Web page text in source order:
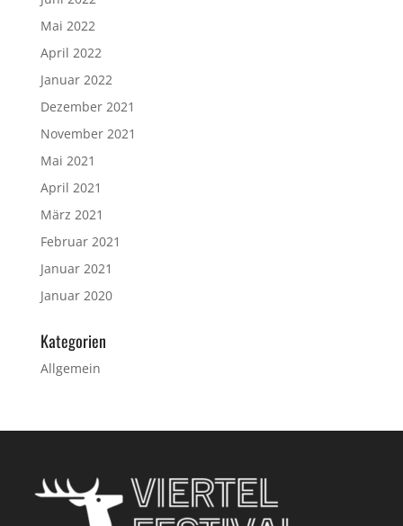
Mai 2022
April 2022
Januar 2022
Dezember 2021
November 2021
Mai 2021
April 2021
März 2021
Februar 2021
Januar 2021
Januar 2020
Kategorien
Allgemein